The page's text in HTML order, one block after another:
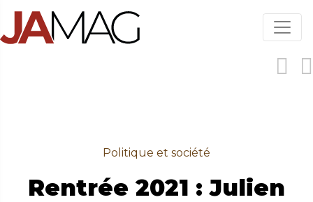
Aller
contenu
Politique et société
Rentrée 2021 : Julien